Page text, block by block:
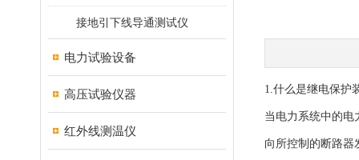
接地引下线导通测试仪
电力试验设备
高压试验仪器
红外线测温仪
1.什么是继电保
当电力系统中的电
向所控制的断路